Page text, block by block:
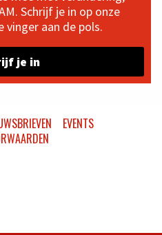
Schrijf je in op onze
vinger aan de pols.
je in
EVENTS